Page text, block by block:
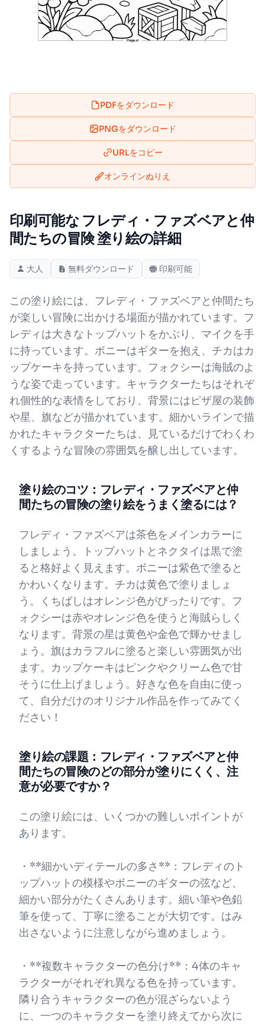
PDFをダウンロード
PNGをダウンロード
URLをコピー
オンラインぬりえ
印刷可能な フレディ・ファズベアと仲
間たちの冒険 塗り絵の詳細
大人 無料ダウンロード 印刷可能
この塗り絵には、フレディ・ファズベアと仲間たち
が楽しい冒険に出かける場面が描かれています。フ
レディは大きなトップハットをかぶり、マイクを手
に持っています。ボニーはギターを抱え、チカはカ
ップケーキを持っています。フォクシーは海賊のよ
うな姿で走っています。キャラクターたちはそれぞ
れ個性的な表情をしており、背景にはピザ屋の装飾
や星、旗などが描かれています。細かいラインで描
かれたキャラクターたちは、見ているだけでわくわ
くするような冒険の雰囲気を醸し出しています。
塗り絵のコツ：フレディ・ファズベアと仲
間たちの冒険の塗り絵をうまく塗るには？
フレディ・ファズベアは茶色をメインカラーに
しましょう。トップハットとネクタイは黒で塗
ると格好よく見えます。ボニーは紫色で塗ると
かわいくなります。チカは黄色で塗りましょ
う。くちばしはオレンジ色がぴったりです。フ
ォクシーは赤やオレンジ色を使うと海賊らしく
なります。背景の星は黄色や金色で輝かせまし
ょう。旗はカラフルに塗ると楽しい雰囲気が出
ます。カップケーキはピンクやクリーム色で甘
そうに仕上げましょう。好きな色を自由に使っ
て、自分だけのオリジナル作品を作ってみてく
ださい！
塗り絵の課題：フレディ・ファズベアと仲
間たちの冒険のどの部分が塗りにくく、注
意が必要ですか？
この塗り絵には、いくつかの難しいポイントが
あります。
・**細かいディテールの多さ**：フレディのト
ップハットの模様やボニーのギターの弦など、
細かい部分がたくさんあります。細い筆や色鉛
筆を使って、丁寧に塗ることが大切です。はみ
出さないように注意しながら進めましょう。
・**複数キャラクターの色分け**：4体のキャ
ラクターがそれぞれ異なる色を持っています。
隣り合うキャラクターの色が混ざらないよう
に、一つのキャラクターを塗り終えてから次に